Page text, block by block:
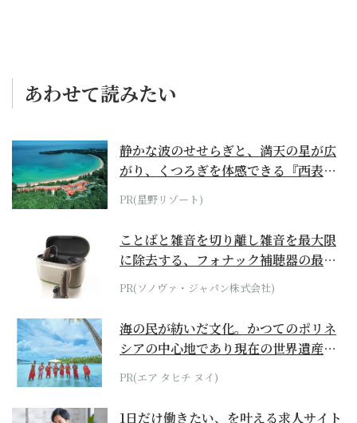
あわせて読みたい
静かな波のせせらぎと、満天の星が広
がり、くつろぎを体感できる『西表島
ホテル by...
PR(星野リゾート)
ことばと雑音を切り離し雑音を最大限
に除去する、フォナック補聴器の最上
位モデル
PR(ソノヴァ・ジャパン株式会社)
海の民が紡いだ文化。かつてのポリネ
シアの中心地であり現在の世界遺産か
らみえてくる...
PR(エア タヒチ ヌイ)
1日だけ働きたい、を叶える求人サイト